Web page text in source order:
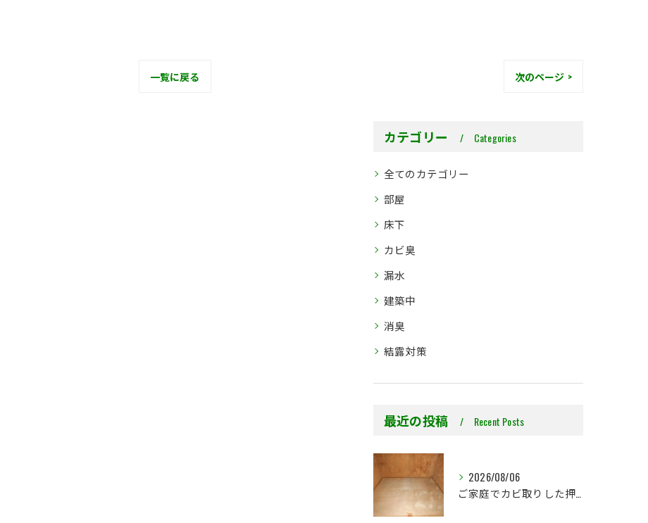
一覧に戻る 次のページ >
カテゴリー Categories
全てのカテゴリー
部屋
床下
カビ臭
漏水
建築中
消臭
結露対策
最近の投稿 Recent Posts
2026/08/06
ご家庭でカビ取りした押入れ、そのままにしていませんか？